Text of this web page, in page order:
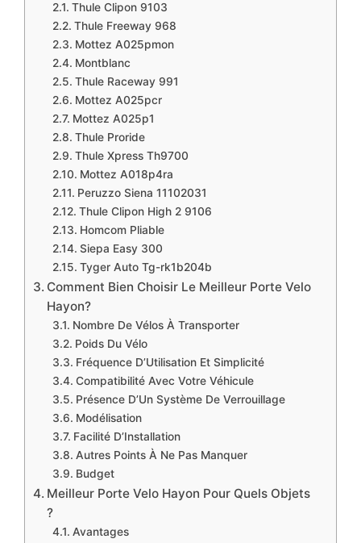
​Thule Clipon 9103​
​Thule Freeway 968
​Mottez A025pmon
​Montblanc
​​Thule Raceway 991
​Mottez A025pcr
Mottez A025p1
​Thule Proride
​​Thule Xpress Th9700
​Mottez A018p4ra
​Peruzzo Siena 11102031
​​Thule Clipon High 2 9106
​Homcom Pliable
​Siepa Easy 300
​Tyger Auto Tg-rk1b204b
Comment Bien Choisir Le Meilleur Porte Velo
Hayon?
Nombre De Vélos À Transporter
Poids Du Vélo
Fréquence D’Utilisation Et Simplicité
Compatibilité Avec Votre Véhicule
Présence D’Un Système De Verrouillage
Modélisation
Facilité D’Installation
Autres Points À Ne Pas Manquer
Budget
Meilleur Porte Velo Hayon Pour Quels Objets
?
Avantages